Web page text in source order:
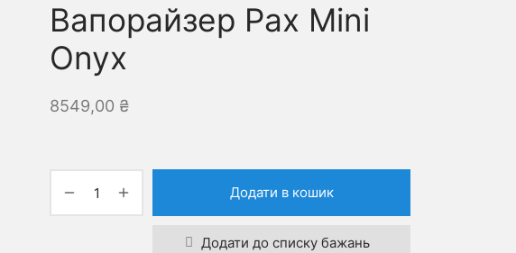
Вапорайзер Pax Mini
Onyx
8549,00 ₴
Додати в кошик
Додати до списку бажань